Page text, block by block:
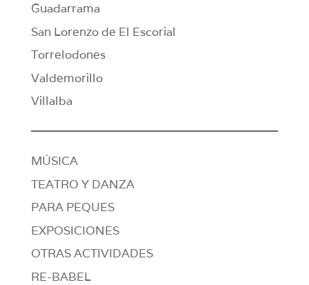
Guadarrama
San Lorenzo de El Escorial
Torrelodones
Valdemorillo
Villalba
MÚSICA
TEATRO Y DANZA
PARA PEQUES
EXPOSICIONES
OTRAS ACTIVIDADES
RE-BABEL